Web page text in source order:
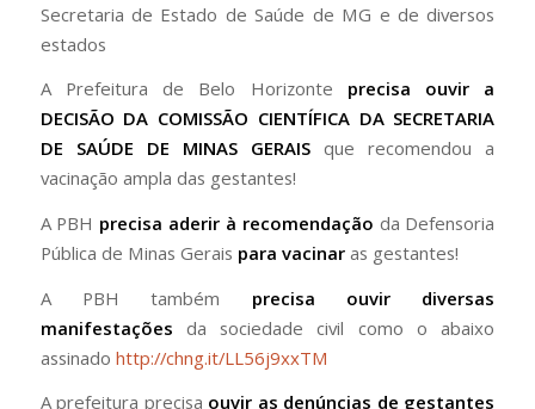
Secretaria de Estado de Saúde de MG e de diversos
estados
A Prefeitura de Belo Horizonte precisa ouvir a
DECISÃO DA COMISSÃO CIENTÍFICA DA SECRETARIA
DE SAÚDE DE MINAS GERAISque recomendou a
vacinação ampla das gestantes!
A PBH precisa aderir à recomendação da Defensoria
Pública de Minas Gerais para vacinaras gestantes!
A PBH também precisa ouvir diversas
manifestações da sociedade civil como o abaixo
assinado http://chng.it/LL56j9xxTM
A prefeitura precisa ouvir as denúncias de gestantes